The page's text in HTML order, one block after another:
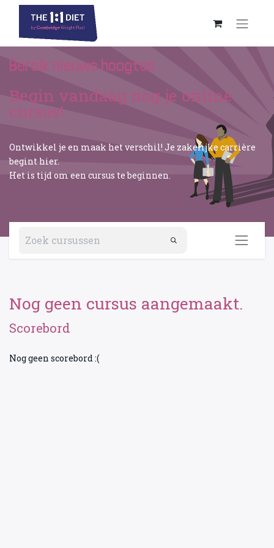
Bereik nieuwe hoogtes
Begin vandaag nog je online
cursus!
Ontwikkel je en maak het verschil! Je zakelijke carrière
begint hier.
Het is tijd om een cursus te beginnen.
Scorebord
Nog geen scorebord :(
Nog geen cursus aangemaakt.